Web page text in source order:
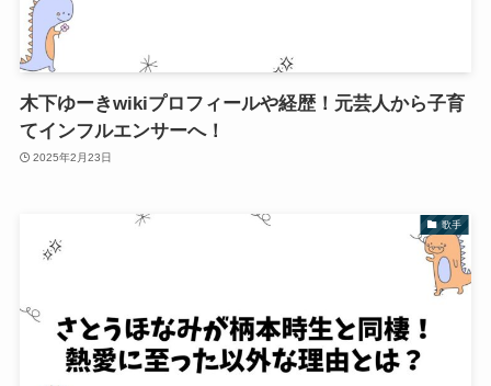
木下ゆーきwikiプロフィールや経歴！元芸人から子育
てインフルエンサーへ！
2025年2月23日
歌手